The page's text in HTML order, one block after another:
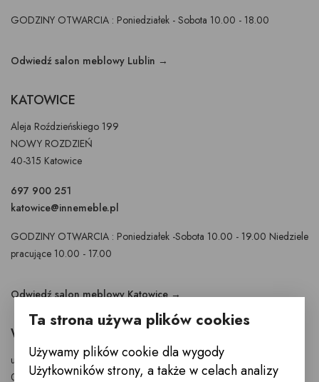
GODZINY OTWARCIA : Poniedziałek - Sobota 10.00 - 18.00
Odwiedź salon meblowy Lublin →
KATOWICE
Aleja Roździeńskiego 199
NOWY ROZDZIEŃ
40-315 Katowice
697 900 251
katowice@innemeble.pl
GODZINY OTWARCIA : Poniedziałek -Sobota 10.00 - 19.00 Niedziele
pracujące 10.00 - 17.00
Odwiedź salon meblowy Katowice →
WARSZAWA
ul. Puławska 326 - budynek Enel-Med
02-819 Warszawa
Ta strona używa plików cookies
Używamy plików cookie dla wygody
Użytkowników strony, a także w celach analizy